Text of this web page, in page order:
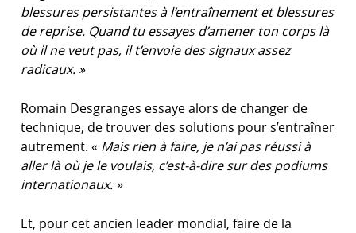
blessures persistantes à l’entraînement et blessures
de reprise. Quand tu essayes d’amener ton corps là
où il ne veut pas, il t’envoie des signaux assez
radicaux. »
Romain Desgranges essaye alors de changer de
technique, de trouver des solutions pour s’entraîner
autrement. « Mais rien à faire, je n’ai pas réussi à
aller là où je le voulais, c’est-à-dire sur des podiums
internationaux. »
Et, pour cet ancien leader mondial, faire de la